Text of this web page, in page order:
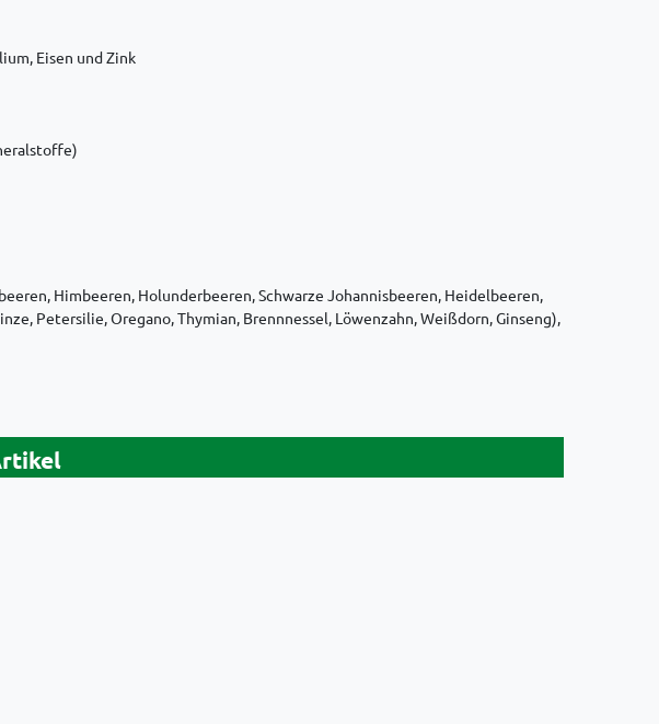
Eisen und Zink
Himbeeren, Holunderbeeren, Schwarze Johannisbeeren, Heidelbeeren,
Petersilie, Oregano, Thymian, Brennnessel, Löwenzahn, Weißdorn, Ginseng),